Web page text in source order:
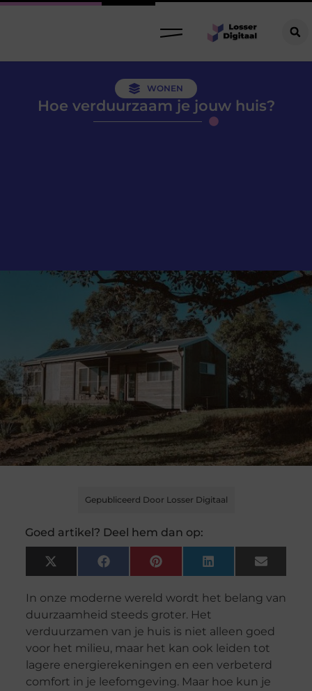
WONEN
Hoe verduurzaam je jouw huis?
Gepubliceerd Door Losser Digitaal
Goed artikel? Deel hem dan op:
X
(Twitter)
FacebookPinterest LinkedIn Email
In onze moderne wereld wordt het belang van
duurzaamheid steeds groter. Het
verduurzamen van je huis is niet alleen goed
voor het milieu, maar het kan ook leiden tot
lagere energierekeningen en een verbeterd
comfort in je leefomgeving. Maar hoe kun je